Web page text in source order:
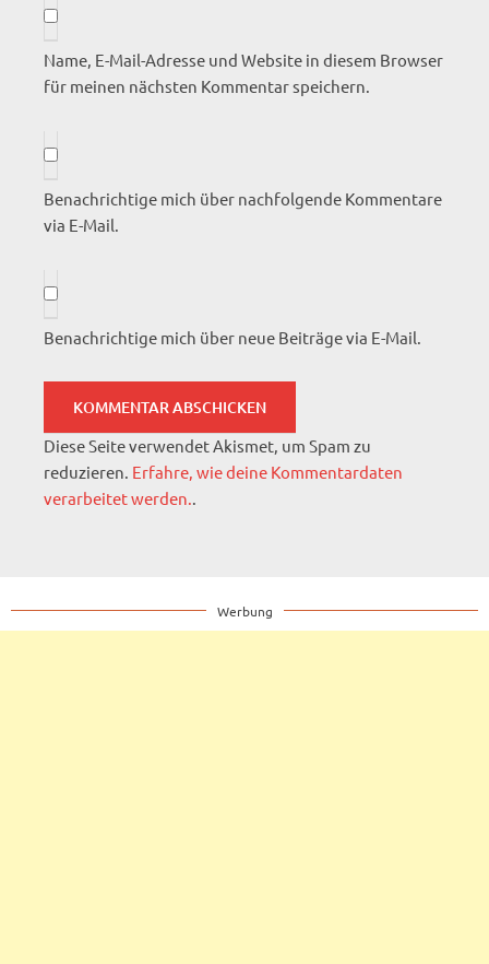
Name, E-Mail-Adresse und Website in diesem Browser
für meinen nächsten Kommentar speichern.
Benachrichtige mich über nachfolgende Kommentare
via E-Mail.
Benachrichtige mich über neue Beiträge via E-Mail.
Diese Seite verwendet Akismet, um Spam zu
reduzieren. Erfahre, wie deine Kommentardaten
verarbeitet werden..
Werbung